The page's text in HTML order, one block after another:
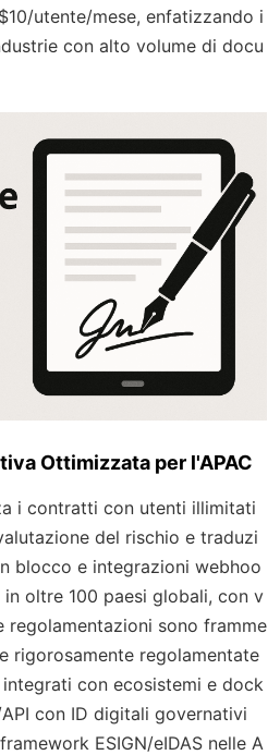
utente/mese, enfatizzando i
con alto volume di docu
Ottimizzata per l'APAC
i contratti con utenti illimitati
del rischio e traduzi
blocco e integrazioni webhoo
oltre 100 paesi globali, con v
regolamentazioni sono framme
rigorosamente regolamentate
con ecosistemi e dock
con ID digitali governativi
ESIGN/eIDAS nelle A